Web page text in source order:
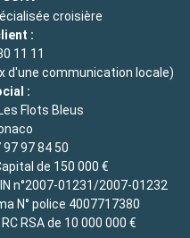
croisière
:
11 11
d'une communication locale)
:
Flots Bleus
97 97 84 50
de 150 000 €
n°2007-01231/2007-01232
N° police 4007717380
RSA de 10 000 000 €